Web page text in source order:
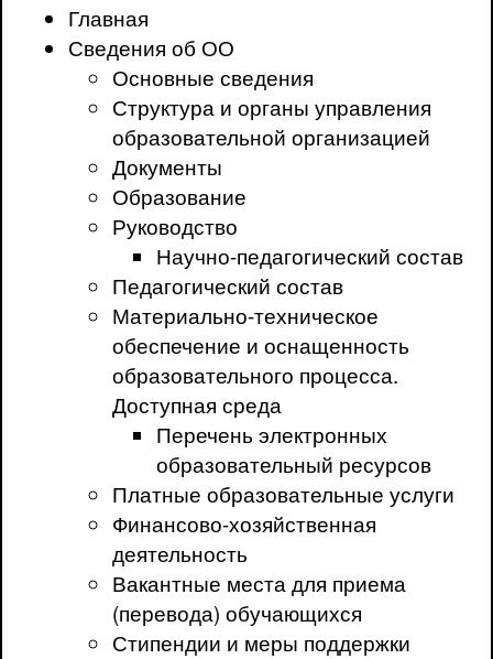
Главная
Сведения об ОО
Основные сведения
Структура и органы управления
образовательной организацией
Документы
Образование
Руководство
Научно-педагогический состав
Педагогический состав
Материально-техническое
обеспечение и оснащенность
образовательного процесса.
Доступная среда
Перечень электронных
образовательный ресурсов
Платные образовательные услуги
Финансово-хозяйственная
деятельность
Вакантные места для приема
(перевода) обучающихся
Стипендии и меры поддержки